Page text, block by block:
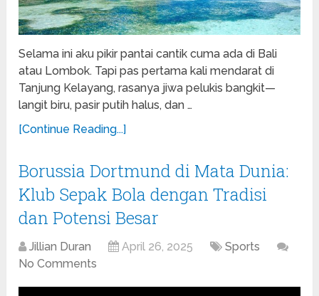
Selama ini aku pikir pantai cantik cuma ada di Bali
atau Lombok. Tapi pas pertama kali mendarat di
Tanjung Kelayang, rasanya jiwa pelukis bangkit—
langit biru, pasir putih halus, dan …
[Continue Reading...]
Borussia Dortmund di Mata Dunia:
Klub Sepak Bola dengan Tradisi
dan Potensi Besar
Jillian Duran April 26, 2025
Sports
No Comments